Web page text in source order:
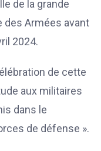
de la grande
Armées avant
2024.
de cette
aux militaires
dans le
de défense ».